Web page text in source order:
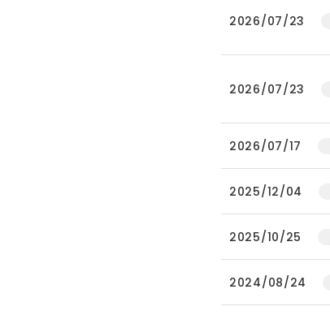
2026/07/23
2026/07/23
2026/07/17
2025/12/04
2025/10/25
2024/08/24